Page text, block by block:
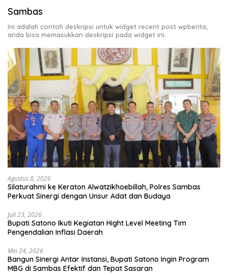
Sambas
Ini adalah contoh deskripsi untuk widget recent post wpberita,
anda bisa memasukkan deskripsi pada widget ini.
Agustus 8, 2026
Silaturahmi ke Keraton Alwatzikhoebillah, Polres Sambas
Perkuat Sinergi dengan Unsur Adat dan Budaya
Juli 23, 2026
Bupati Satono Ikuti Kegiatan Hight Level Meeting Tim
Pengendalian Inflasi Daerah
Mei 24, 2026
Bangun Sinergi Antar Instansi, Bupati Satono Ingin Program
MBG di Sambas Efektif dan Tepat Sasaran